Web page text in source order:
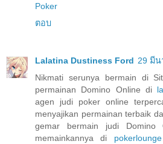
Poker
ตอบ
Lalatina Dustiness Ford 29 มีน
Nikmati serunya bermain di
permainan Domino Online di
agen judi poker online
menyajikan permainan terbaik
gemar bermain judi Domino
memainkannya di